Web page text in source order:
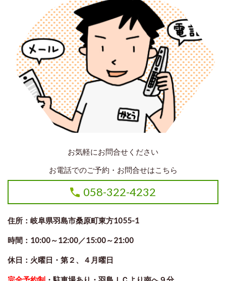
お気軽にお問合せください
お電話でのご予約・お問合せはこちら
058-322-4232
住所：岐阜県羽島市桑原町東方1055-1
時間：10:00～12:00／15:00～21:00
休日：火曜日 ・第２、４月曜日